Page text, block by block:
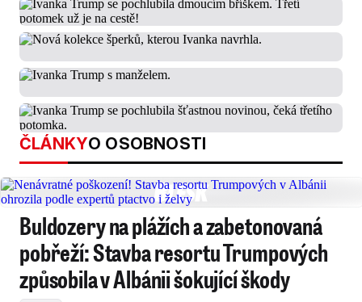
ČLÁNKYO OSOBNOSTI
Buldozery na plážích a zabetonovaná
pobřeží: Stavba resortu Trumpových
způsobila v Albánii šokující škody